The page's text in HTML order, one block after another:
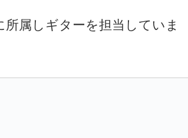
属しギターを担当していま